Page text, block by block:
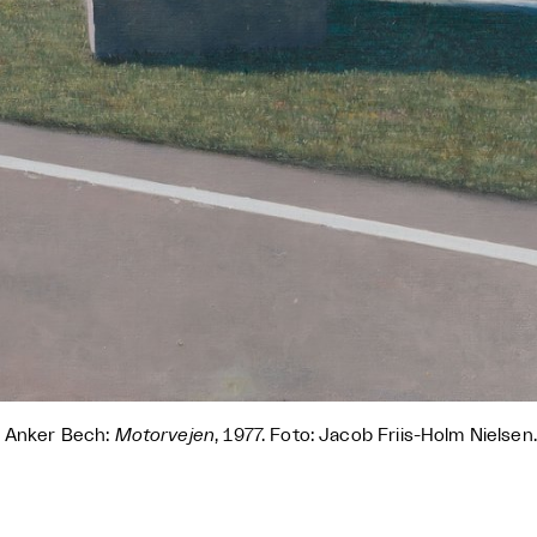
Anker Bech: Motorvejen, 1977. Foto: Jacob Friis-Holm Nielsen.